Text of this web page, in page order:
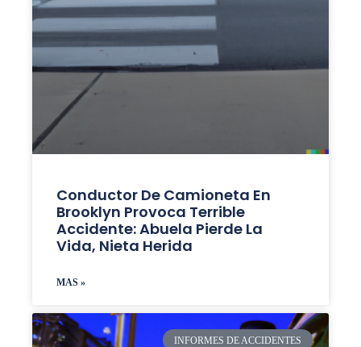
Conductor De Camioneta En
Brooklyn Provoca Terrible
Accidente: Abuela Pierde La
Vida, Nieta Herida
MAS »
INFORMES DE ACCIDENTES